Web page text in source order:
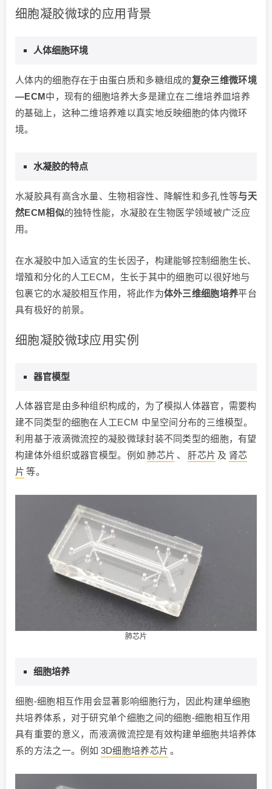
细胞凝胶微球的应用背景
人体细胞环境
人体内的细胞存在于由蛋白质和多糖组成的复杂三维微环境
—ECM中，现有的细胞培养大多是建立在二维培养皿培养
的基础上，这种二维培养难以真实地反映细胞的体内微环
境。
水凝胶的特点
水凝胶具有高含水量、生物相容性、降解性和多孔性等与天
然ECM相似的独特性能，水凝胶在生物医学领域被广泛应
用。
在水凝胶中加入适宜的生长因子，构建能够控制细胞生长、
增殖和分化的人工ECM，生长于其中的细胞可以很好地与
包裹它的水凝胶相互作用，将此作为体外三维细胞培养平台
具有极好的前景。
细胞凝胶微球应用实例
器官模型
人体器官是由多种组织构成的，为了模拟人体器官，需要构
建不同类型的细胞在人工ECM 中呈空间分布的三维模型。
利用基于液滴微流控的凝胶微球封装不同类型的细胞，有望
构建体外组织或器官模型。例如 肺芯片 、 肝芯片 及 肾芯
片 等。
肺芯片
细胞培养
细胞-细胞相互作用会显著影响细胞行为，因此构建单细胞
共培养体系，对于研究单个细胞之间的细胞-细胞相互作用
具有重要的意义，而液滴微流控是有效构建单细胞共培养体
系的方法之一。例如 3D细胞培养芯片 。